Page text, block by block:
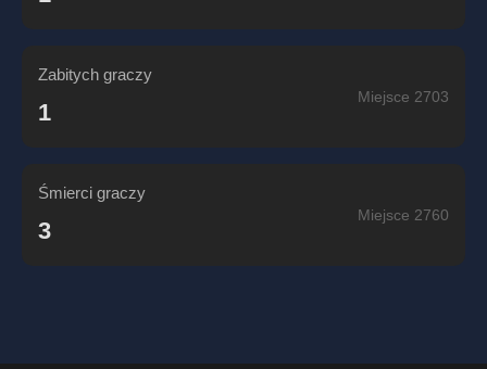
Zabitych graczy
1
Miejsce 2703
Śmierci graczy
3
Miejsce 2760